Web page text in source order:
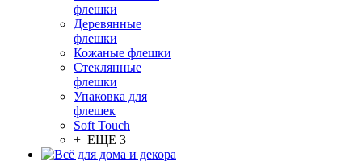
флешки
Деревянные
флешки
Кожаные флешки
Стеклянные
флешки
Упаковка для
флешек
Soft Touch
+ ЕЩЕ 3